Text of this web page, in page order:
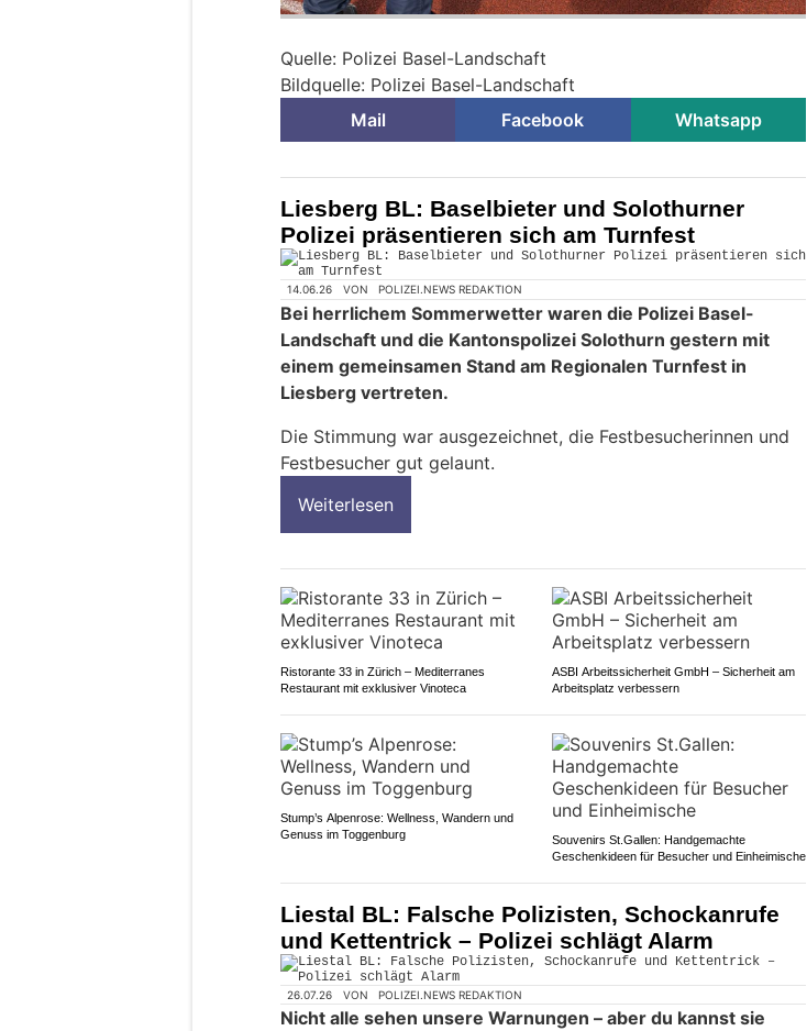
Quelle: Polizei Basel-Landschaft
Bildquelle: Polizei Basel-Landschaft
Mail
Facebook Whatsapp
Liesberg BL: Baselbieter und Solothurner
Polizei präsentieren sich am Turnfest
14.06.26 VON POLIZEI.NEWS REDAKTION
Bei herrlichem Sommerwetter waren die Polizei Basel-
Landschaft und die Kantonspolizei Solothurn gestern mit
einem gemeinsamen Stand am Regionalen Turnfest in
Liesberg vertreten.
Die Stimmung war ausgezeichnet, die Festbesucherinnen und
Festbesucher gut gelaunt.
Weiterlesen
Ristorante 33 in Zürich – Mediterranes
Restaurant mit exklusiver Vinoteca
ASBI Arbeitssicherheit GmbH – Sicherheit am
Arbeitsplatz verbessern
Stump’s Alpenrose: Wellness, Wandern und
Genuss im Toggenburg
Souvenirs St.Gallen: Handgemachte
Geschenkideen für Besucher und Einheimische
Liestal BL: Falsche Polizisten, Schockanrufe
und Kettentrick – Polizei schlägt Alarm
26.07.26 VON POLIZEI.NEWS REDAKTION
Nicht alle sehen unsere Warnungen – aber du kannst sie